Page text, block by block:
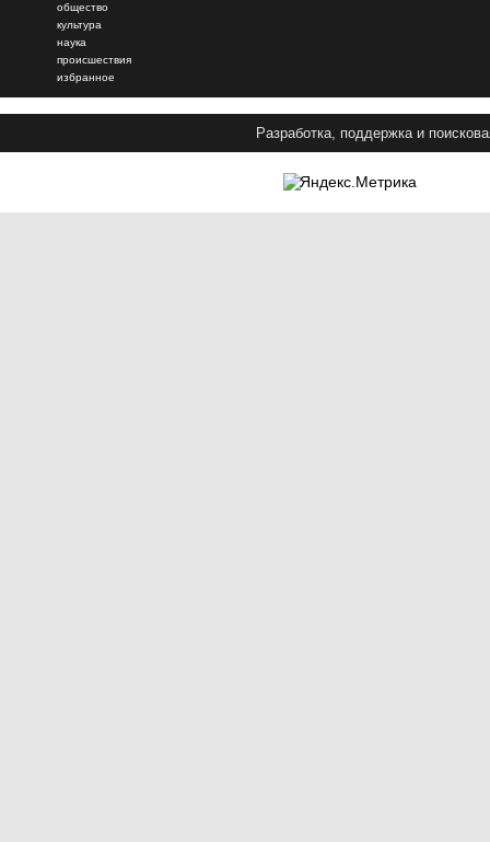
общество
культура
наука
происшествия
избранное
Разработка, поддержка и